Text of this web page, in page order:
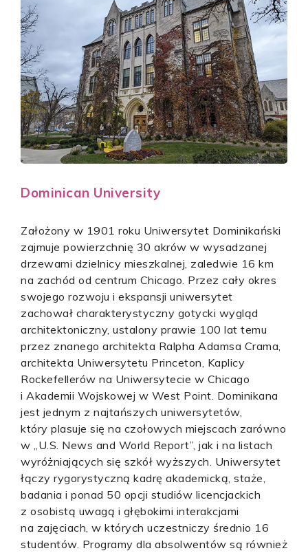
Dominican University
Założony w 1901 roku Uniwersytet Dominikański
zajmuje powierzchnię 30 akrów w wysadzanej
drzewami dzielnicy mieszkalnej, zaledwie 16 km
na zachód od centrum Chicago. Przez cały okres
swojego rozwoju i ekspansji uniwersytet
zachował charakterystyczny gotycki wygląd
architektoniczny, ustalony prawie 100 lat temu
przez znanego architekta Ralpha Adamsa Crama,
architekta Uniwersytetu Princeton, Kaplicy
Rockefellerów na Uniwersytecie w Chicago
i Akademii Wojskowej w West Point. Dominikana
jest jednym z najtańszych uniwersytetów,
który plasuje się na czołowych miejscach zarówno
w „U.S. News and World Report”, jak i na listach
wyróżniających się szkół wyższych. Uniwersytet
łączy rygorystyczną kadrę akademicką, staże,
badania i ponad 50 opcji studiów licencjackich
z osobistą uwagą i głębokimi interakcjami
na zajęciach, w których uczestniczy średnio 16
studentów. Programy dla absolwentów są również